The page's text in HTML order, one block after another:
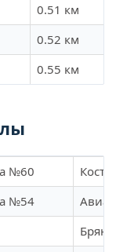
0.51 км
0.52 км
0.55 км
№60
№54